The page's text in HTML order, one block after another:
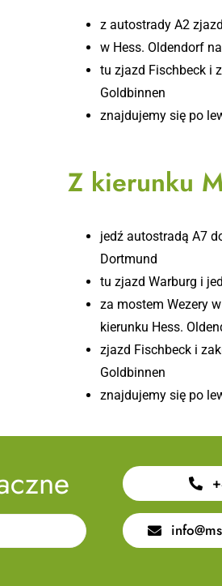
z autostrady A2
w Hess. Oldendorf
tu zjazd Fischbeck i
Goldbinnen
znajdujemy się po
Z kierunku
jedź autostradą A7
Dortmund
tu zjazd Warburg i
za mostem Wezery
kierunku Hess.
zjazd Fischbeck i
Goldbinnen
znajdujemy się po